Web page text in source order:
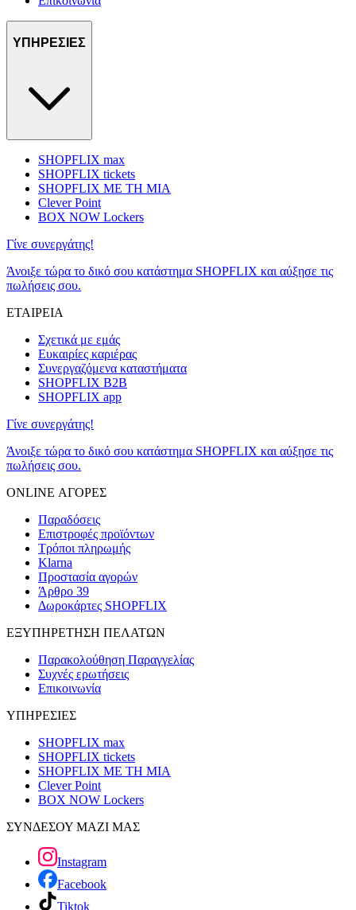
ΥΠΗΡΕΣΙΕΣ
SHOPFLIX max
SHOPFLIX tickets
SHOPFLIX ΜΕ ΤΗ ΜΙΑ
Clever Point
BOX NOW Lockers
Γίνε συνεργάτης!
Άνοιξε τώρα το δικό σου κατάστημα SHOPFLIX και αύξησε τις
πωλήσεις σου.
ΕΤΑΙΡΕΙΑ
Σχετικά με εμάς
Ευκαιρίες καριέρας
Συνεργαζόμενα καταστήματα
SHOPFLIX B2B
SHOPFLIX app
Γίνε συνεργάτης!
Άνοιξε τώρα το δικό σου κατάστημα SHOPFLIX και αύξησε τις
πωλήσεις σου.
ONLINE ΑΓΟΡΕΣ
Παραδόσεις
Επιστροφές προϊόντων
Τρόποι πληρωμής
Klarna
Προστασία αγορών
Άρθρο 39
Δωροκάρτες SHOPFLIX
ΕΞΥΠΗΡΕΤΗΣΗ ΠΕΛΑΤΩΝ
Παρακολούθηση Παραγγελίας
Συχνές ερωτήσεις
Επικοινωνία
ΥΠΗΡΕΣΙΕΣ
SHOPFLIX max
SHOPFLIX tickets
SHOPFLIX ΜΕ ΤΗ ΜΙΑ
Clever Point
BOX NOW Lockers
ΣΥΝΔΕΣΟΥ ΜΑΖΙ ΜΑΣ
Instagram
Facebook
Tiktok